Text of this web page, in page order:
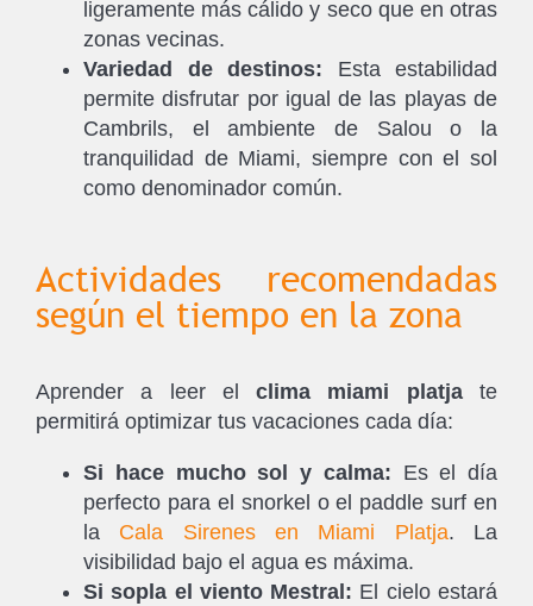
ligeramente más cálido y seco que en otras
zonas vecinas.
Variedad de destinos: Esta estabilidad
permite disfrutar por igual de las playas de
Cambrils, el ambiente de Salou o la
tranquilidad de Miami, siempre con el sol
como denominador común.
Actividades recomendadas
según el tiempo en la zona
Aprender a leer elclima miami platjate
permitirá optimizar tus vacaciones cada día:
Si hace mucho sol y calma: Es el día
perfecto para el snorkel o el paddle surf en
la Cala Sirenes en Miami Platja. La
visibilidad bajo el agua es máxima.
Si sopla el viento Mestral: El cielo estará